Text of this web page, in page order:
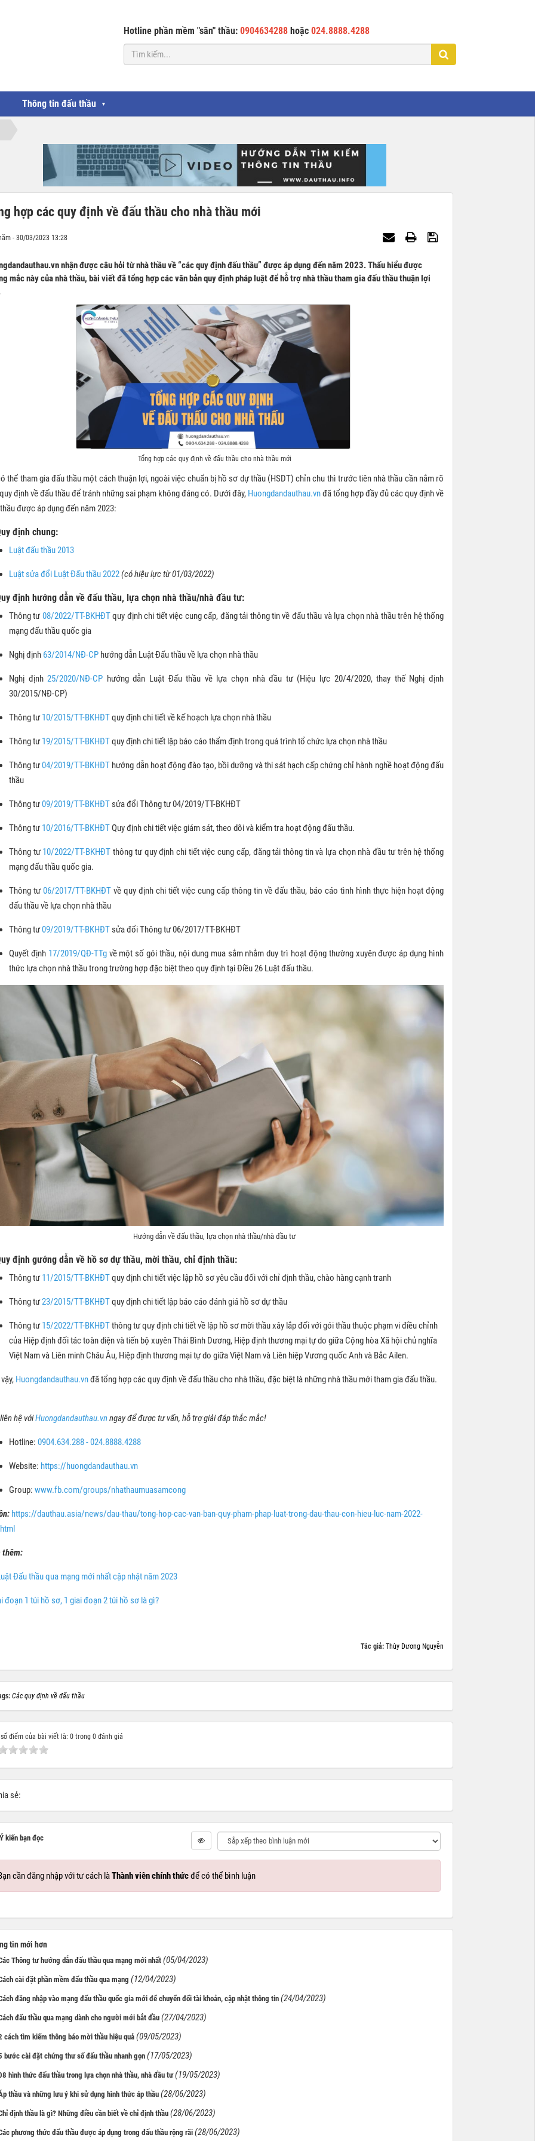
Hotline phần mềm "săn" thầu: 0904634288 hoặc 024.8888.4288
Thông tin đấu thầu ▼
hợp các quy định về đấu thầu cho nhà thầu mới
- 30/03/2023 13:28
nhận được câu hỏi từ nhà thầu về “các quy định đấu thầu” được áp dụng đến năm 2023. Thấu hiểu được
mắc này của nhà thầu, bài viết đã tổng hợp các văn bản quy định pháp luật để hỗ trợ nhà thầu tham gia đấu thầu thuận lợi
Tổng hợp các quy định về đấu thầu cho nhà thầu mới
thể tham gia đấu thầu một cách thuận lợi, ngoài việc chuẩn bị hồ sơ dự thầu (HSDT) chỉn chu thì trước tiên nhà thầu cần nắm rõ
định về đấu thầu để tránh những sai phạm không đáng có. Dưới đây, Huongdandauthau.vnđã tổng hợp đầy đủ các quy định về
được áp dụng đến năm 2023:
định chung:
Luật đấu thầu 2013
Luật sửa đổi Luật Đấu thầu 2022(có hiệu lực từ 01/03/2022)
định hướng dẫn về đấu thầu, lựa chọn nhà thầu/nhà đầu tư:
Thông tư08/2022/TT-BKHĐTquy định chi tiết việc cung cấp, đăng tải thông tin về đấu thầu và lựa chọn nhà thầu trên hệ thống
mạng đấu thầu quốc gia
Nghị định 63/2014/NĐ-CP hướng dẫn Luật Đấu thầu về lựa chọn nhà thầu
Nghị định25/2020/NĐ-CP hướng dẫn Luật Đấu thầu về lựa chọn nhà đầu tư (Hiệu lực 20/4/2020, thay thế Nghị định
30/2015/NĐ-CP)
Thông tư10/2015/TT-BKHĐTquy định chi tiết về kế hoạch lựa chọn nhà thầu
Thông tư19/2015/TT-BKHĐTquy định chi tiết lập báo cáo thẩm định trong quá trình tổ chức lựa chọn nhà thầu
Thông tư04/2019/TT-BKHĐT hướng dẫn hoạt động đào tạo, bồi dưỡng và thi sát hạch cấp chứng chỉ hành nghề hoạt động đấu
thầu
Thông tư09/2019/TT-BKHĐT sửa đổi Thông tư 04/2019/TT-BKHĐT
Thông tư 10/2016/TT-BKHĐTQuy định chi tiết việc giám sát, theo dõi và kiểm tra hoạt động đấu thầu.
Thông tư 10/2022/TT-BKHĐT thông tư quy định chi tiết việc cung cấp, đăng tải thông tin và lựa chọn nhà đầu tư trên hệ thống
mạng đấu thầu quốc gia.
Thông tư06/2017/TT-BKHĐT về quy định chi tiết việc cung cấp thông tin về đấu thầu, báo cáo tình hình thực hiện hoạt động
đấu thầu về lựa chọn nhà thầu
Thông tư09/2019/TT-BKHĐT sửa đổi Thông tư 06/2017/TT-BKHĐT
Quyết định 17/2019/QĐ-TTgvề một số gói thầu, nội dung mua sắm nhằm duy trì hoạt động thường xuyên được áp dụng hình
thức lựa chọn nhà thầu trong trường hợp đặc biệt theo quy định tại Điều 26 Luật đấu thầu.
Hướng dẫn về đấu thầu, lựa chọn nhà thầu/nhà đầu tư
định gướng dẫn về hồ sơ dự thầu, mời thầu, chỉ định thầu:
Thông tư 11/2015/TT-BKHĐTquy định chi tiết việc lập hồ sơ yêu cầu đối với chỉ định thầu, chào hàng cạnh tranh
Thông tư23/2015/TT-BKHĐTquy định chi tiết lập báo cáo đánh giá hồ sơ dự thầu
Thông tư15/2022/TT-BKHĐTthông tư quy định chi tiết về lập hồ sơ mời thầu xây lắp đối với gói thầu thuộc phạm vi điều chỉnh
của Hiệp định đối tác toàn diện và tiến bộ xuyên Thái Bình Dương, Hiệp định thương mại tự do giữa Cộng hòa Xã hội chủ nghĩa
Việt Nam và Liên minh Châu Âu, Hiệp định thương mại tự do giữa Việt Nam và Liên hiệp Vương quốc Anh và Bắc Ailen.
Huongdandauthau.vnđã tổng hợp các quy định về đấu thầu cho nhà thầu, đặc biệt là những nhà thầu mới tham gia đấu thầu.
hệ vớiHuongdandauthau.vnngay để được tư vấn, hỗ trợ giải đáp thắc mắc!
Hotline: 0904.634.288-024.8888.4288
Website: https://huongdandauthau.vn
Group: www.fb.com/groups/nhathaumuasamcong
https://dauthau.asia/news/dau-thau/tong-hop-cac-van-ban-quy-pham-phap-luat-trong-dau-thau-con-hieu-luc-nam-2022-
thêm:
Đấu thầu qua mạng mới nhất cập nhật năm 2023
đoạn 1 túi hồ sơ, 1 giai đoạn 2 túi hồ sơ là gì?
Tác giả: Thùy Dương Nguyễn
Các quy định về đấu thầu
số điểm của bài viết là: 0 trong 0 đánh giá
sẻ:
kiến bạn đọc
cần đăng nhập với tư cách làThành viên chính thứcđể có thể bình luận
tin mới hơn
Thông tư hướng dẫn đấu thầu qua mạng mới nhất (05/04/2023)
cài đặt phần mềm đấu thầu qua mạng (12/04/2023)
đăng nhập vào mạng đấu thầu quốc gia mới để chuyển đổi tài khoản, cập nhật thông tin (24/04/2023)
đấu thầu qua mạng dành cho người mới bắt đầu (27/04/2023)
cách tìm kiếm thông báo mời thầu hiệu quả (09/05/2023)
bước cài đặt chứng thư số đấu thầu nhanh gọn (17/05/2023)
hình thức đấu thầu trong lựa chọn nhà thầu, nhà đầu tư (19/05/2023)
thầu và những lưu ý khi sử dụng hình thức áp thầu (28/06/2023)
định thầu là gì? Những điều cần biết về chỉ định thầu (28/06/2023)
phương thức đấu thầu được áp dụng trong đấu thầu rộng rãi (28/06/2023)